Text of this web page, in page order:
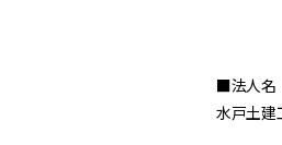
■法人名
水戸土建